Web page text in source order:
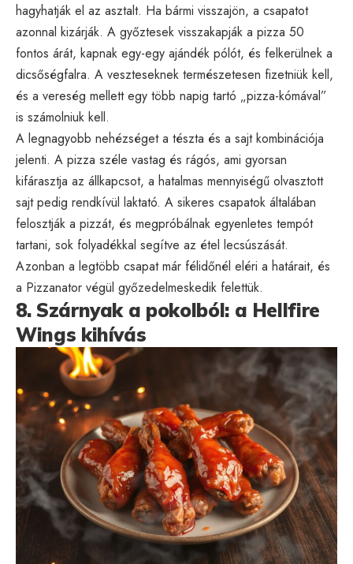
hagyhatják el az asztalt. Ha bármi visszajön, a csapatot
azonnal kizárják. A győztesek visszakapják a pizza 50
fontos árát, kapnak egy-egy ajándék pólót, és felkerülnek a
dicsőségfalra. A veszteseknek természetesen fizetniük kell,
és a vereség mellett egy több napig tartó „pizza-kómával”
is számolniuk kell.
A legnagyobb nehézséget a tészta és a sajt kombinációja
jelenti. A pizza széle vastag és rágós, ami gyorsan
kifárasztja az állkapcsot, a hatalmas mennyiségű olvasztott
sajt pedig rendkívül laktató. A sikeres csapatok általában
felosztják a pizzát, és megpróbálnak egyenletes tempót
tartani, sok folyadékkal segítve az étel lecsúszását.
Azonban a legtöbb csapat már félidőnél eléri a határait, és
a Pizzanator végül győzedelmeskedik felettük.
8. Szárnyak a pokolból: a Hellfire
Wings kihívás